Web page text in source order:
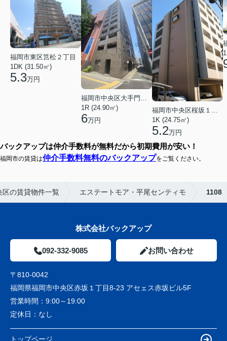
福岡市東区筥松２丁目
1DK (31.50㎡)
5.3万円
福岡市中央区大手門３丁目
1R (24.90㎡)
6万円
1K (24.75㎡)
5.2万円
バックアップは仲介手数料が無料だから初期費用が安い！
福岡市の賃貸は仲介手数料無料のバックアップをご覧ください。
区の賃貸物件一覧 エステートモア・平尾センティモ 1108
株式会社バックアップ
092-332-9085 お問い合わせ
〒810-0042
福岡県福岡市中央区赤坂１丁目8-23 アセェス赤坂ビル5F
営業時間： 9:00～19:00
定休日： なし
トップページ